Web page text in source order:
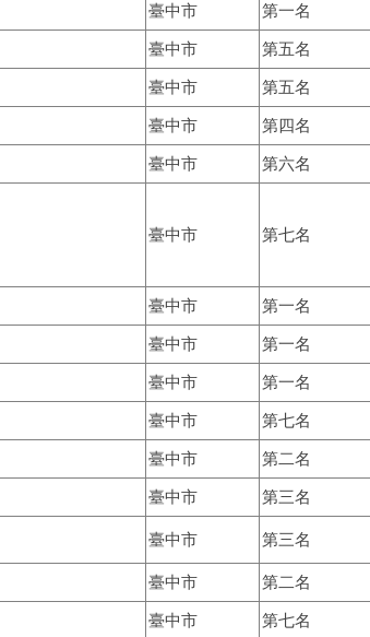
臺中市 第一名
臺中市 第五名
臺中市 第五名
臺中市 第四名
臺中市 第六名
臺中市 第七名
臺中市 第一名
臺中市 第一名
臺中市 第一名
臺中市 第七名
臺中市 第二名
臺中市 第三名
臺中市 第三名
臺中市 第二名
臺中市 第七名